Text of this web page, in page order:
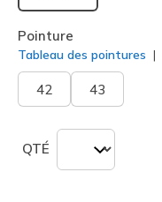
Pointure
Tableau des pointures
42 43
QTÉ